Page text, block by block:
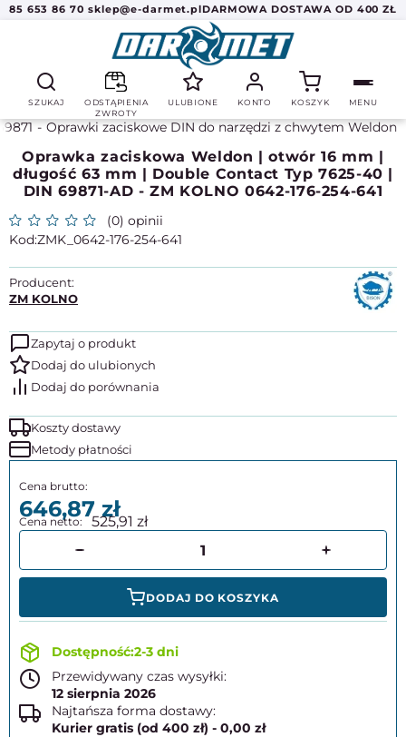
85 653 86 70 sklep@e-darmet.plDARMOWA DOSTAWA OD 400 ZŁ
SZUKAJ
ODSTĄPIENIA
ZWROTY
ULUBIONE KONTO KOSZYK MENU
Oprawki zaciskowe DIN do narzędzi z chwytem Weldon
Oprawka zaciskowa Weldon | otwór 16 mm |
długość 63 mm | Double Contact Typ 7625-40 |
DIN 69871-AD - ZM KOLNO 0642-176-254-641
(0) opinii
ZMK_0642-176-254-641
Producent:
ZM KOLNO
Zapytaj o produkt
Koszty dostawy
Metody płatności
646,87525,91
DODAJ DO KOSZYKA
2-3 dni
Przewidywany czas wysyłki:
12 sierpnia 2026
Najtańsza forma dostawy:
Kurier gratis (od 400 zł) - 0,00 zł